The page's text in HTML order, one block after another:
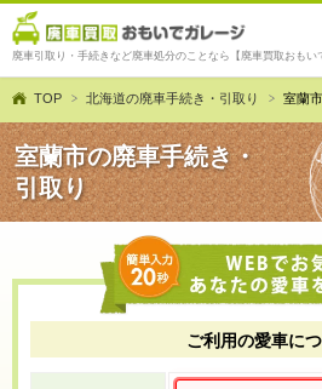
廃車引取り・手続きなど廃車処分のことなら【廃車買取おもい
TOP 北海道の廃車手続き・引取り 室蘭
室蘭市の廃車手続き・
引取り
ご利用の愛車に